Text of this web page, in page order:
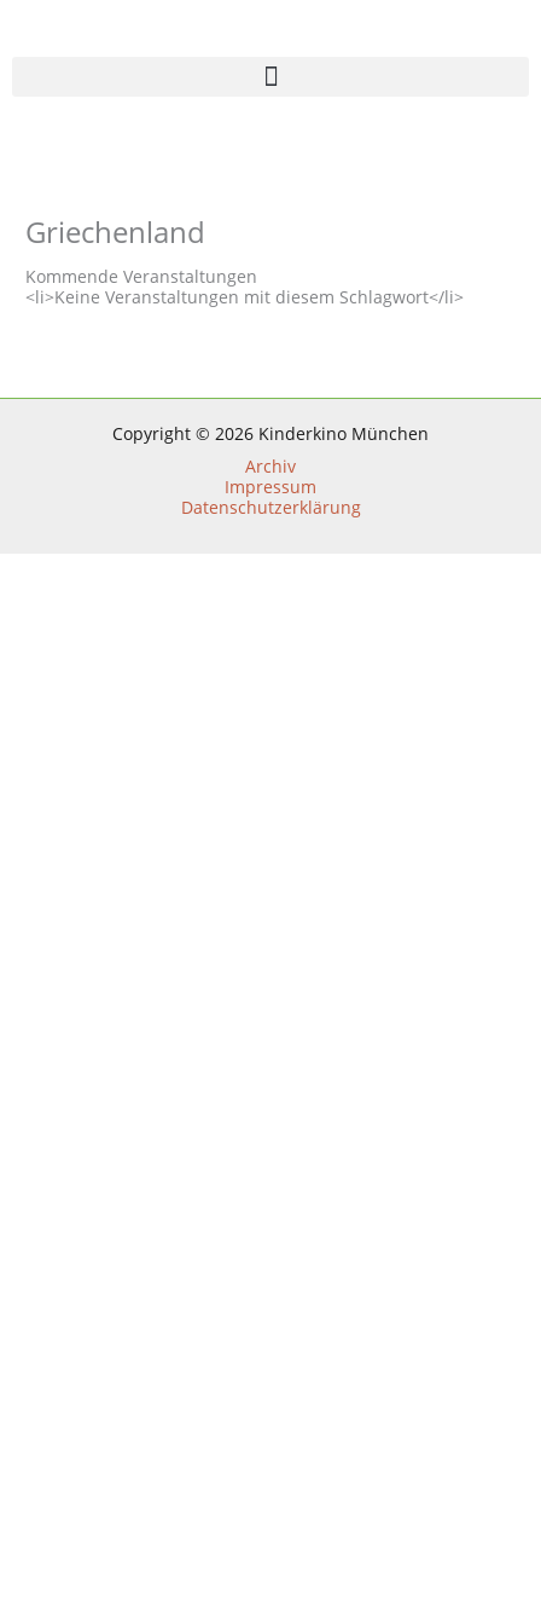
Griechenland
Kommende Veranstaltungen
<li>Keine Veranstaltungen mit diesem Schlagwort</li>
Copyright © 2026 Kinderkino München
Archiv
Impressum
Datenschutzerklärung